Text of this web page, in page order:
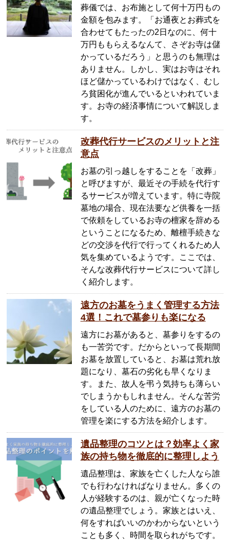
葬儀では、お布施として何十万円もの
金額を包みます。「お通夜とお葬式を
合わせてもたったの2日なのに、何十
万円ももらえるなんて、さぞお寺は儲
かっているだろう」と思うのも無理は
ありません。しかし、実はお寺はそれ
ほど儲かっているわけではなく、むし
ろ貧困化が進んでいるといわれていま
す。お寺の経済事情について解説しま
す。
改葬代行サービスのメリットと注
意点
お墓の引っ越しをすることを「改葬」
と呼びますが、最近その手続を代行す
るサービスが増えています。特に寺院
墓地の場合、現在法要など供養を一括
で依頼をしているお寺の檀家を辞める
ということになるため、離檀手続きな
どの交渉を代行で行ってくれるため人
気を集めているようです。ここでは、
そんな改葬代行サービスについて詳し
く紹介します。
遠方のお墓をうまく管理する方法
4選！これで墓参りも楽になる
遠方にお墓があると、墓参りをするの
も一苦労です。だからといって長期間
お墓を放置していると、お墓は荒れ放
題になり、墓石の劣化も早くなりま
す。また、故人を弔う気持ちも薄らい
でしまうかもしれません。そんな苦労
をしている人のために、遠方のお墓の
管理を楽にする方法を紹介します。
遺品整理のコツとは？効率よく家
族の持ち物を徹底的に整理しよう
遺品整理は、家族を亡くした人なら誰
でも行わなければなりません。多くの
人が経験するのは、親が亡くなった時
の遺品整理でしょう。家族とはいえ、
何をすればいいのかわからないという
ことも多く、時間を取られがちです。